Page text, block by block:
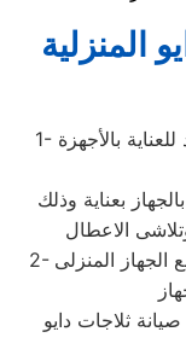
المنزلية
1- يوصى مركز صيانه دايو العصافرة المعتمد للعناية بالأجهزة
بعناية وذلك
2- كذلك ضرورة اختيار المكان المناسب لوضع الجهاز المنزلى